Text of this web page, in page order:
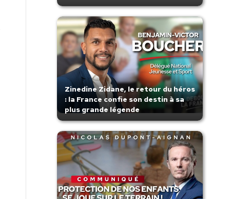
Zinedine Zidane, le retour du héros
: la France confie son destin à sa
plus grande légende